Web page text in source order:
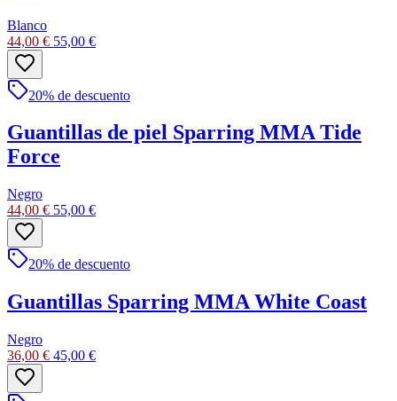
Blanco
44,00 € 55,00 €
20% de descuento
Guantillas de piel Sparring MMA Tide
Force
Negro
44,00 € 55,00 €
20% de descuento
Guantillas Sparring MMA White Coast
Negro
36,00 € 45,00 €